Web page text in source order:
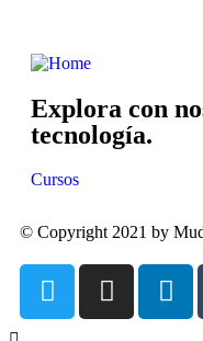
Explora con
tecnología.
Cursos
© Copyright 2021 by